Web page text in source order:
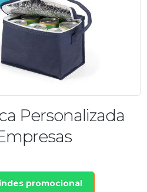
Personalizada
promocional